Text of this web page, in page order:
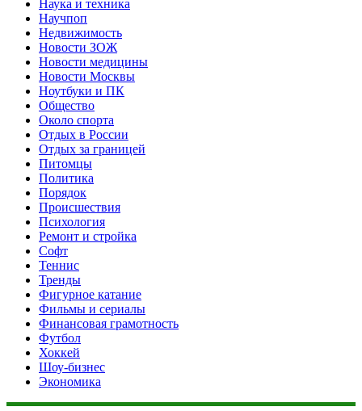
Наука и техника
Научпоп
Недвижимость
Новости ЗОЖ
Новости медицины
Новости Москвы
Ноутбуки и ПК
Общество
Около спорта
Отдых в России
Отдых за границей
Питомцы
Политика
Порядок
Происшествия
Психология
Ремонт и стройка
Софт
Теннис
Тренды
Фигурное катание
Фильмы и сериалы
Финансовая грамотность
Футбол
Хоккей
Шоу-бизнес
Экономика